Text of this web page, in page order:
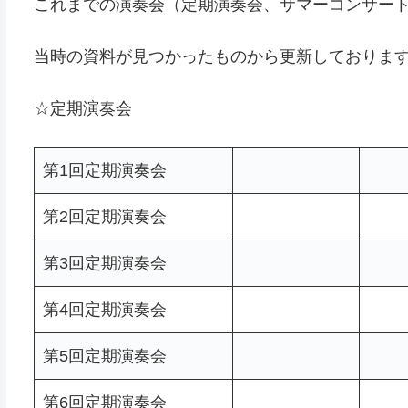
これまでの演奏会（定期演奏会、サマーコンサー
当時の資料が見つかったものから更新しております
☆定期演奏会
第1回定期演奏会
第2回定期演奏会
第3回定期演奏会
第4回定期演奏会
第5回定期演奏会
第6回定期演奏会